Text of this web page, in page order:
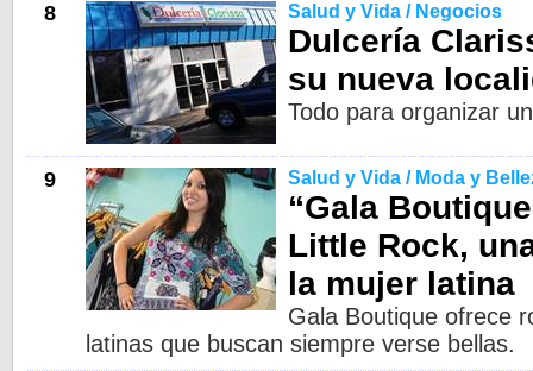
8 Salud y Vida / Negocios
Dulcería
su nueva
Todo para organizar
9 Salud y Vida / Moda y
“Gala
Little Rock,
la mujer latina
Gala Boutique ofrece
latinas que buscan siempre verse bellas.